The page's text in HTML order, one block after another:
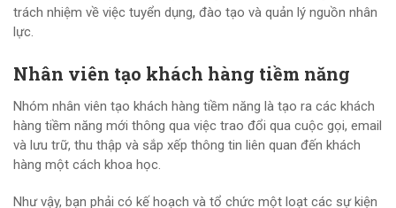
trách nhiệm về việc tuyển dụng, đào tạo và quản lý nguồn nhân
lực.
Nhân viên tạo khách hàng tiềm năng
Nhóm nhân viên tạo khách hàng tiềm năng là tạo ra các khách
hàng tiềm năng mới thông qua việc trao đổi qua cuộc gọi, email
và lưu trữ, thu thập và sắp xếp thông tin liên quan đến khách
hàng một cách khoa học.
Như vậy, bạn phải có kế hoạch và tổ chức một loạt các sự kiện